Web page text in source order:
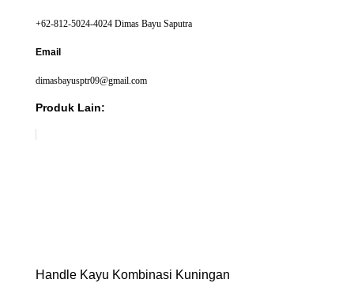
+62-812-5024-4024 Dimas Bayu Saputra
Email
dimasbayusptr09@gmail.com
Produk Lain:
Handle Kayu Kombinasi Kuningan